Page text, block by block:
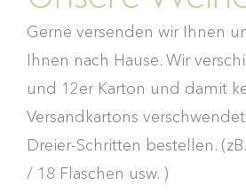
Gerne versenden wir Ihnen
Ihnen nach Hause. Wir
und 12er Karton und damit
Versandkartons
Dreier-Schritten bestellen.
/ 18 Flaschen usw. )